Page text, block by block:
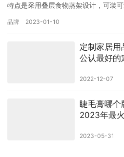
特点是采用叠层食物蒸架设计，可装
品牌好…
品牌 2023-01-10
定制家居用
公认最好的
2022-12-07
睫毛膏哪个
2023年最
2023-05-31